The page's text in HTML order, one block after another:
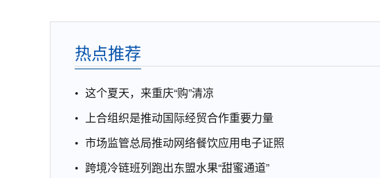
热点推荐
这个夏天，来重庆“购”清凉
上合组织是推动国际经贸合作重要力量
市场监管总局推动网络餐饮应用电子证照
跨境冷链班列跑出东盟水果“甜蜜通道”